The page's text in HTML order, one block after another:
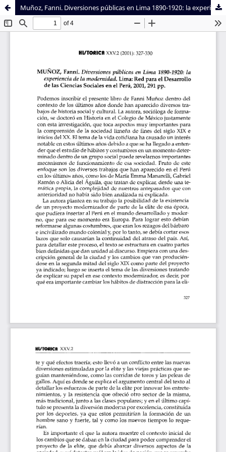
Muñoz, Fanni. Diversiones públicas en Lima 1890-1920: la experiencia de la modernidad. Lima: Red para el Desarrollo de las Ciencias Sociales en el Perú, 2001, 291 pp.